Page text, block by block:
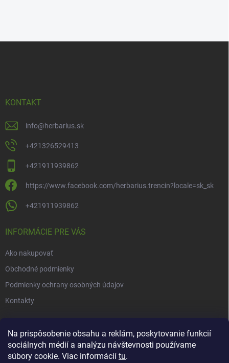
Na prispôsobenie obsahu a reklám, poskytovanie funkcií
sociálnych médií a analýzu návštevnosti používame
súbory cookie. Viac informácií tu.
KONTAKT
info@herbarius.sk
+421326529413
+421911939862
https://www.facebook.com/herbarius.trencin?locale=sk_sk
+421911939862
INFORMÁCIE PRE VÁS
Ako nakupovať
Obchodné podmienky
Podmienky ochrany osobných údajov
Kontakty
NOVINKY
Novinky v našom e-shope